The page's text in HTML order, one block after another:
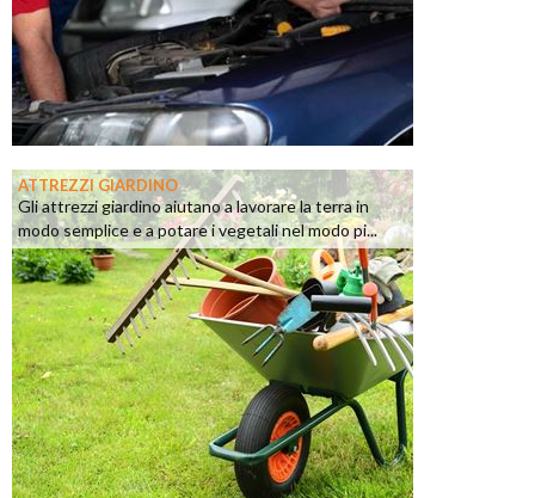
ATTREZZI GIARDINO
Gli attrezzi giardino aiutano a lavorare la terra in
modo semplice e a potare i vegetali nel modo pi...